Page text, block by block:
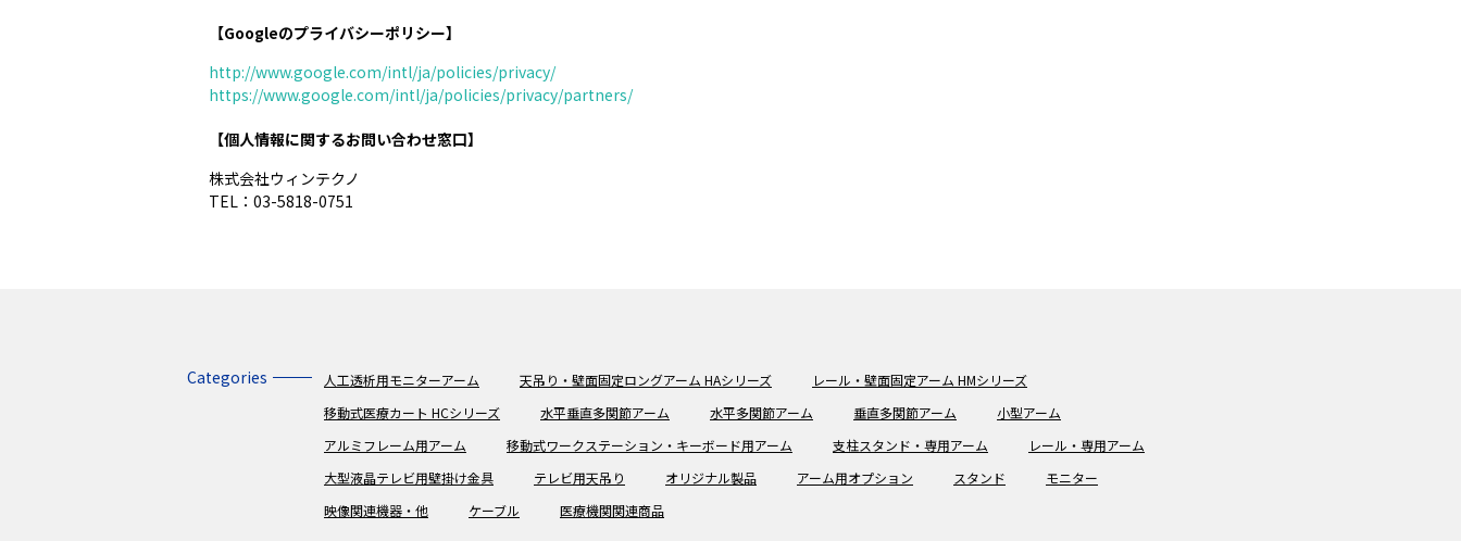
【Googleのプライバシーポリシー】
http://www.google.com/intl/ja/policies/privacy/
https://www.google.com/intl/ja/policies/privacy/partners/
【個人情報に関するお問い合わせ窓口】
株式会社ウィンテクノ
TEL：03-5818-0751
Categories 人工透析用モニターアーム 天吊り・壁面固定ロングアーム HAシリーズ
レール・壁面固定アーム HMシリーズ
移動式医療カート HCシリーズ
水平垂直多関節アーム 水平多関節アーム 垂直多関節アーム
小型アーム
アルミフレーム用アーム
移動式ワークステーション・キーボード用アーム 支柱スタンド・専用アーム
レール・専用アーム
大型液晶テレビ用壁掛け金具
テレビ用天吊り オリジナル製品 アーム用オプション スタンド
モニター
映像関連機器・他
ケーブル 医療機関関連商品